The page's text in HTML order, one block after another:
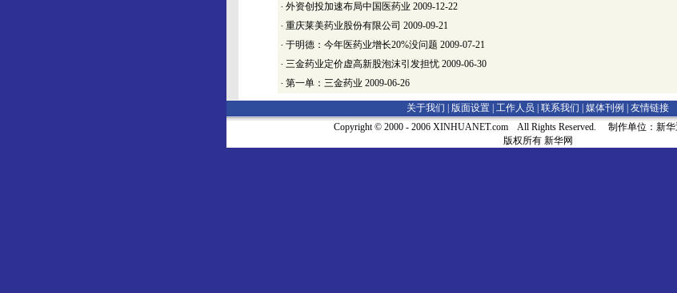
· 外资创投加速布局中国医药业 2009-12-22
· 重庆莱美药业股份有限公司 2009-09-21
· 于明德：今年医药业增长20%没问题 2009-07-21
· 三金药业定价虚高新股泡沫引发担忧 2009-06-30
· 第一单：三金药业 2009-06-26
关于我们 | 版面设置 工作人员 联系我们 媒体刊例
友情链接
Copyright © 2000 - 2006 XINHUANET.com All Rights Reserved. 制作单位：新
版权所有 新华网